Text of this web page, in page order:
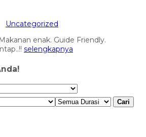
Uncategorized
enak. Guide Friendly.
selengkapnya
Cari